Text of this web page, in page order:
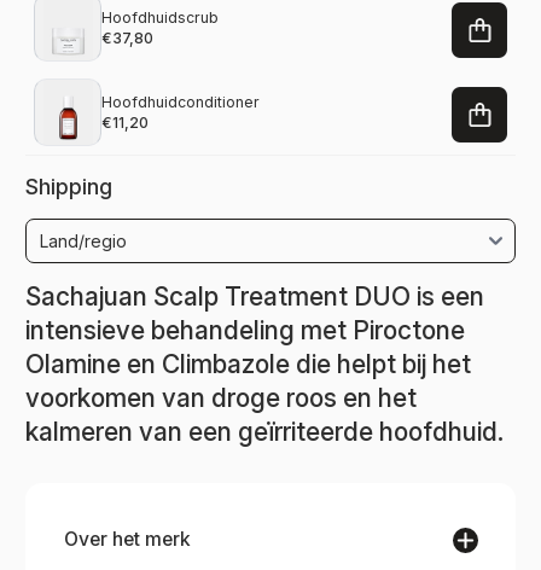
Hoofdhuidscrub
€37,80
Hoofdhuidconditioner
€11,20
Shipping
Sachajuan Scalp Treatment DUO is een
intensieve behandeling met Piroctone
Olamine en Climbazole die helpt bij het
voorkomen van droge roos en het
kalmeren van een geïrriteerde hoofdhuid.
Over het merk